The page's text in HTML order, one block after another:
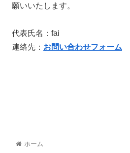
願いいたします。
代表氏名：fai
連絡先： お問い合わせフォーム
ホーム